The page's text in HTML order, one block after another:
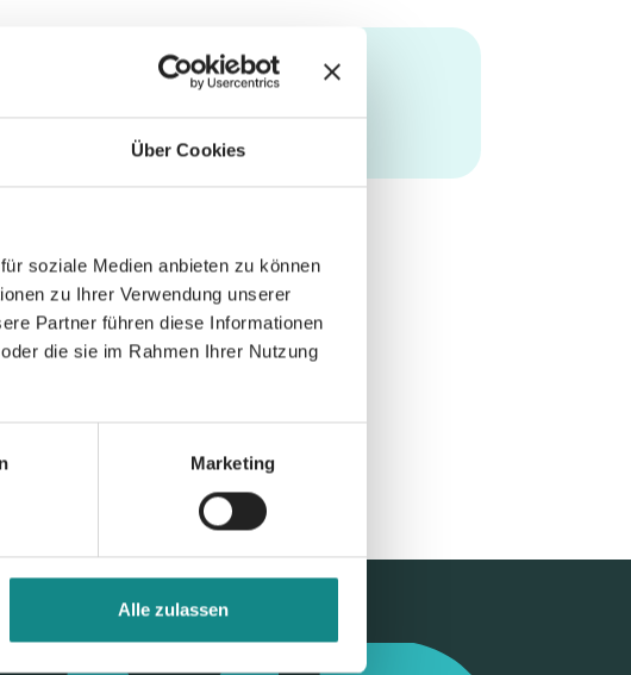
Über Cookies
soziale Medien anbieten zu können
zu Ihrer Verwendung unserer
Partner führen diese Informationen
die sie im Rahmen Ihrer Nutzung
Marketing
Alle zulassen